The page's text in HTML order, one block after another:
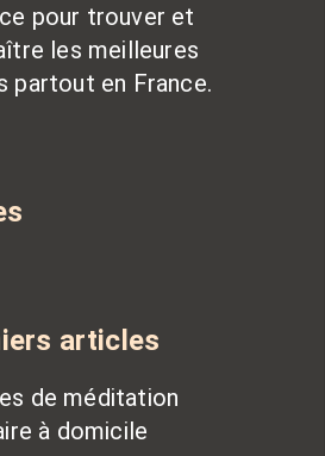
pour trouver et
les meilleures
partout en France.
articles
de méditation
à domicile